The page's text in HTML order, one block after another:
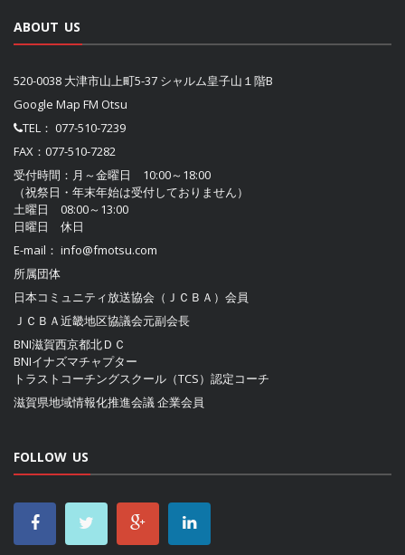
ABOUT US
520-0038 大津市山上町5-37 シャルム皇子山１階B
Google Map FM Otsu
TEL： 077-510-7239
FAX：077-510-7282
受付時間：月～金曜日 10:00～18:00
（祝祭日・年末年始は受付しておりません）
土曜日 08:00～13:00
日曜日 休日
E-mail： info@fmotsu.com
所属団体
日本コミュニティ放送協会（ＪＣＢＡ） 会員
ＪＣＢＡ近畿地区協議会元副会長
BNI滋賀西京都北ＤＣ
BNIイナズマチャプター
トラストコーチングスクール（TCS）認定コーチ
滋賀県地域情報化推進会議企業会員
FOLLOW US